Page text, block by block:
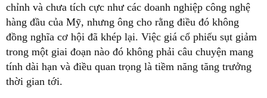
chỉnh và chưa tích cực như các doanh nghiệp công nghệ
hàng đầu của Mỹ, nhưng ông cho rằng điều đó không
đồng nghĩa cơ hội đã khép lại. Việc giá cổ phiếu sụt giảm
trong một giai đoạn nào đó không phải câu chuyện mang
tính dài hạn và điều quan trọng là tiềm năng tăng trưởng
thời gian tới.